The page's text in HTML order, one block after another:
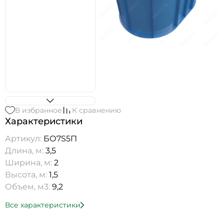
В избранное К сравнению
Характеристики
Артикул: БО7S5П
Длина, м: 3,5
Ширина, м: 2
Высота, м: 1,5
Объем, м3: 9,2
Все характеристики